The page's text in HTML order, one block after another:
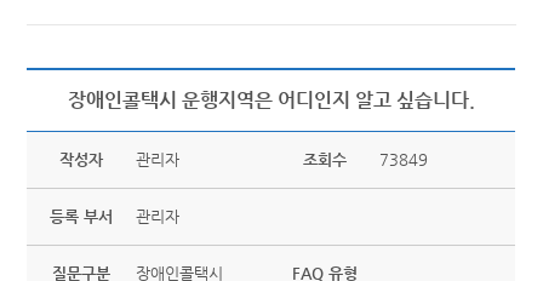
장애인콜택시 운행지역은 어디인지 알고 싶습니다.
작성자 관리자 조회수 73849
등록 부서 관리자
질문구분 장애인콜택시 FAQ 유형